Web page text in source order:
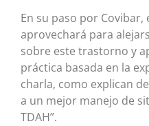
En su paso por
aprovechará para
sobre este trastorno y
práctica basada en la
charla, como explican
a un mejor manejo de
TDAH”.